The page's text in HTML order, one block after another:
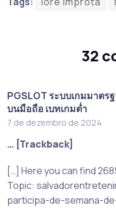
32
PGSLOT ระบบเกมมาตร
บนมือถือ เบทเกมต่ำ
7 de dezembro de 2024
… [Trackback]
[…] Here you can find
Topic:
participa-de-semana-